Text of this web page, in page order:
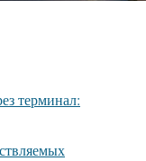
терминал: